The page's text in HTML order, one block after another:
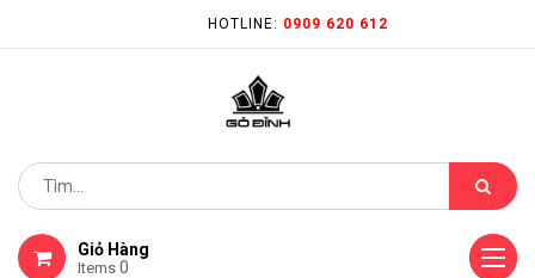
HOTLINE: 0909 620 612
Giỏ Hàng
Items 0